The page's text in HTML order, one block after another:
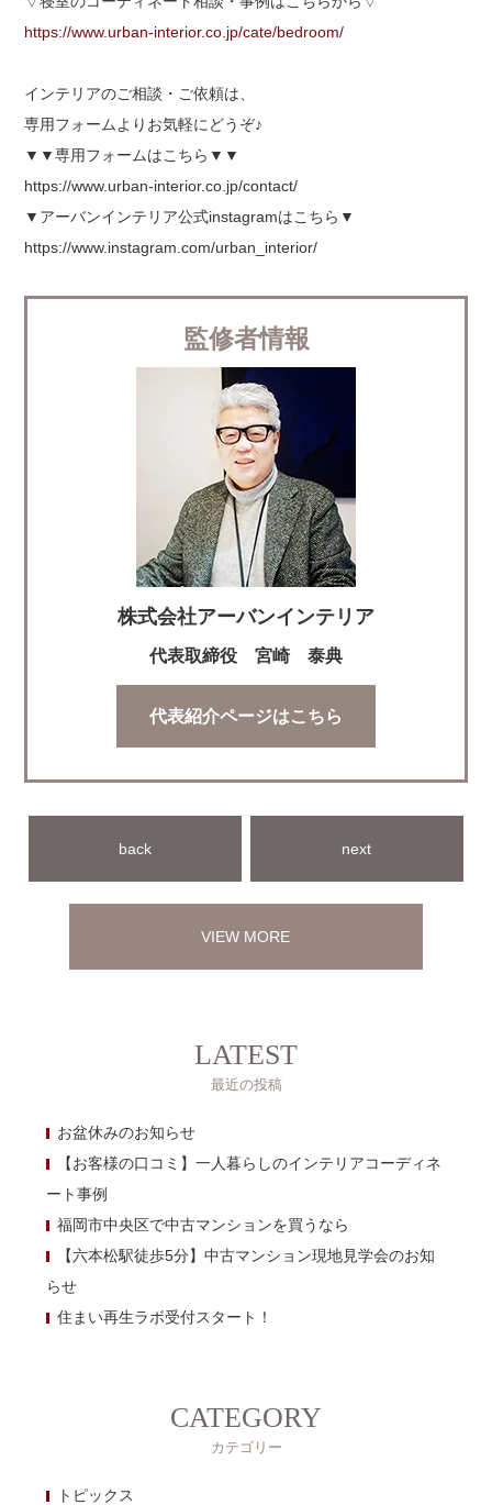
https://www.urban-interior.co.jp/cate/bedroom/
インテリアのご相談・ご依頼は、
専用フォームよりお気軽にどうぞ♪
▼▼専用フォームはこちら▼▼
https://www.urban-interior.co.jp/contact/
▼アーバンインテリア公式instagramはこちら▼
https://www.instagram.com/urban_interior/
監修者情報
株式会社アーバンインテリア
代表取締役 宮崎 泰典
代表紹介ページはこちら
back next
VIEW MORE
LATEST
最近の投稿
お盆休みのお知らせ
【お客様の口コミ】一人暮らしのインテリアコーディネ
ート事例
福岡市中央区で中古マンションを買うなら
【六本松駅徒歩5分】中古マンション現地見学会のお知
らせ
住まい再生ラボ受付スタート！
CATEGORY
カテゴリー
トピックス